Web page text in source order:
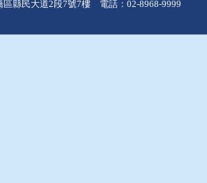
區縣民大道2段7號7樓 電話：02-8968-9999